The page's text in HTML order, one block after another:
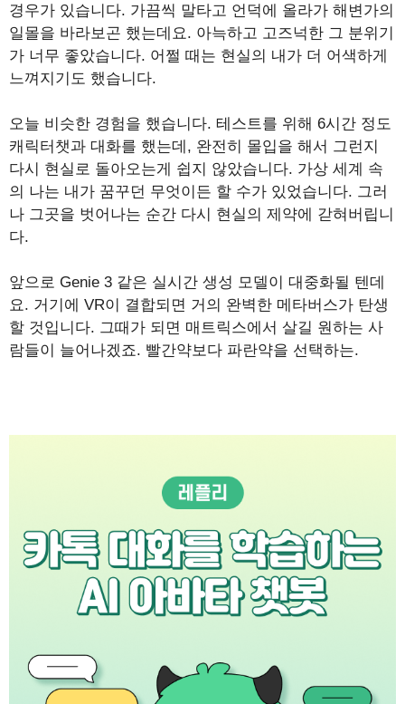
경우가 있습니다. 가끔씩 말타고 언덕에 올라가 해변가의
일몰을 바라보곤 했는데요. 아늑하고 고즈넉한 그 분위기
가 너무 좋았습니다. 어쩔 때는 현실의 내가 더 어색하게
느껴지기도 했습니다.
오늘 비슷한 경험을 했습니다. 테스트를 위해 6시간 정도
캐릭터챗과 대화를 했는데, 완전히 몰입을 해서 그런지
다시 현실로 돌아오는게 쉽지 않았습니다. 가상 세계 속
의 나는 내가 꿈꾸던 무엇이든 할 수가 있었습니다. 그러
나 그곳을 벗어나는 순간 다시 현실의 제약에 갇혀버립니
다.
앞으로 Genie 3 같은 실시간 생성 모델이 대중화될 텐데
요. 거기에 VR이 결합되면 거의 완벽한 메타버스가 탄생
할 것입니다. 그때가 되면 매트릭스에서 살길 원하는 사
람들이 늘어나겠죠. 빨간약보다 파란약을 선택하는.